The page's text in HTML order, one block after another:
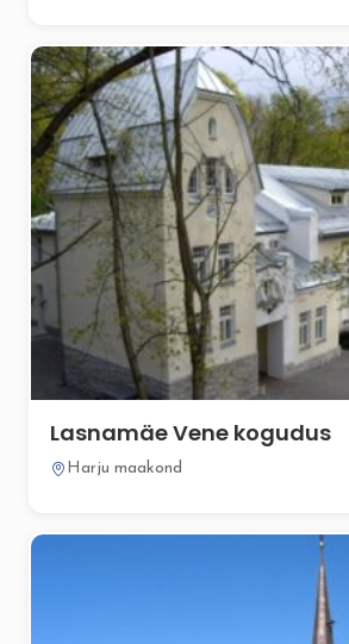
Lasnamäe Vene kogudus
Harju maakond